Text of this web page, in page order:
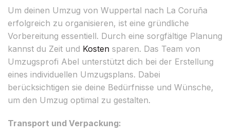
Um deinen Umzug von Wuppertal nach La Coruña
erfolgreich zu organisieren, ist eine gründliche
Vorbereitung essentiell. Durch eine sorgfältige Planung
kannst du Zeit und Kosten sparen. Das Team von
Umzugsprofi Abel unterstützt dich bei der Erstellung
eines individuellen Umzugsplans. Dabei
berücksichtigen sie deine Bedürfnisse und Wünsche,
um den Umzug optimal zu gestalten.
Transport und Verpackung: